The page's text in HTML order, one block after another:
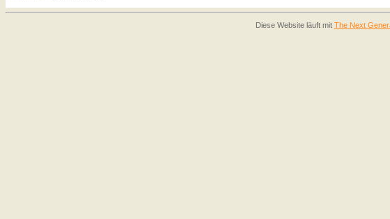
Diese Website läuft mit The Next